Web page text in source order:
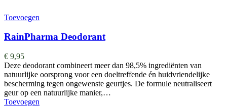
Toevoegen
RainPharma Deodorant
€ 9,95
Deze deodorant combineert meer dan 98,5% ingrediënten van
natuurlijke oorsprong voor een doeltreffende én huidvriendelijke
bescherming tegen ongewenste geurtjes. De formule neutraliseert
geur op een natuurlijke manier,…
Toevoegen